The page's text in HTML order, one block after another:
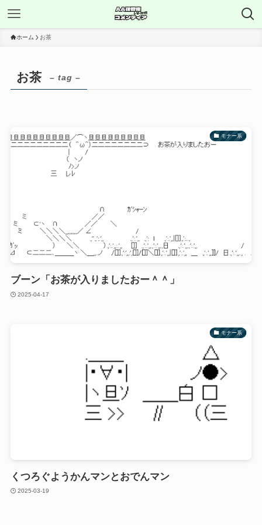
ホーム お茶
お茶 – tag –
モナー系
ブーン「お茶が入りましたおー＾＾」
2025-04-17
モナー系
くつろぐようかんマンとおでんマン
2025-03-19